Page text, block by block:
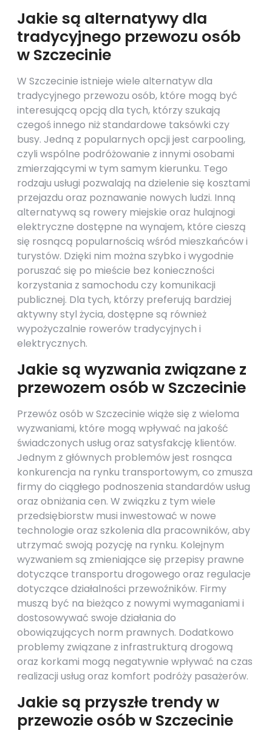
Jakie są alternatywy dla
tradycyjnego przewozu osób
w Szczecinie
W Szczecinie istnieje wiele alternatyw dla
tradycyjnego przewozu osób, które mogą być
interesującą opcją dla tych, którzy szukają
czegoś innego niż standardowe taksówki czy
busy. Jedną z popularnych opcji jest carpooling,
czyli wspólne podróżowanie z innymi osobami
zmierzającymi w tym samym kierunku. Tego
rodzaju usługi pozwalają na dzielenie się kosztami
przejazdu oraz poznawanie nowych ludzi. Inną
alternatywą są rowery miejskie oraz hulajnogi
elektryczne dostępne na wynajem, które cieszą
się rosnącą popularnością wśród mieszkańców i
turystów. Dzięki nim można szybko i wygodnie
poruszać się po mieście bez konieczności
korzystania z samochodu czy komunikacji
publicznej. Dla tych, którzy preferują bardziej
aktywny styl życia, dostępne są również
wypożyczalnie rowerów tradycyjnych i
elektrycznych.
Jakie są wyzwania związane z
przewozem osób w Szczecinie
Przewóz osób w Szczecinie wiąże się z wieloma
wyzwaniami, które mogą wpływać na jakość
świadczonych usług oraz satysfakcję klientów.
Jednym z głównych problemów jest rosnąca
konkurencja na rynku transportowym, co zmusza
firmy do ciągłego podnoszenia standardów usług
oraz obniżania cen. W związku z tym wiele
przedsiębiorstw musi inwestować w nowe
technologie oraz szkolenia dla pracowników, aby
utrzymać swoją pozycję na rynku. Kolejnym
wyzwaniem są zmieniające się przepisy prawne
dotyczące transportu drogowego oraz regulacje
dotyczące działalności przewoźników. Firmy
muszą być na bieżąco z nowymi wymaganiami i
dostosowywać swoje działania do
obowiązujących norm prawnych. Dodatkowo
problemy związane z infrastrukturą drogową
oraz korkami mogą negatywnie wpływać na czas
realizacji usług oraz komfort podróży pasażerów.
Jakie są przyszłe trendy w
przewozie osób w Szczecinie